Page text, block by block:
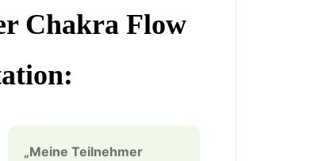
Chakra Flow
„Meine Teilnehmer